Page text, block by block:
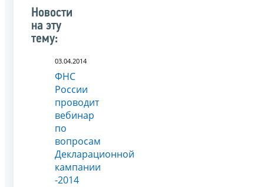
Новости
на эту
тему:
03.04.2014
ФНС
России
проводит
вебинар
по
вопросам
Декларационной
кампании
-2014